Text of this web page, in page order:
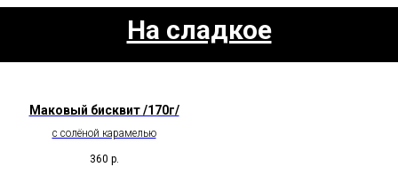
На сладкое
Маковый бисквит /170г/
с солёной карамелью
360 р.